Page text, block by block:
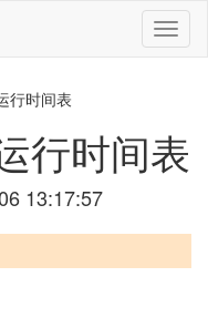
切
换
行时间表
行时间表
13:17:57